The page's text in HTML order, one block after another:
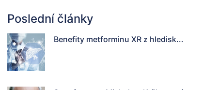
Poslední články
Benefity metforminu XR z hledisk...